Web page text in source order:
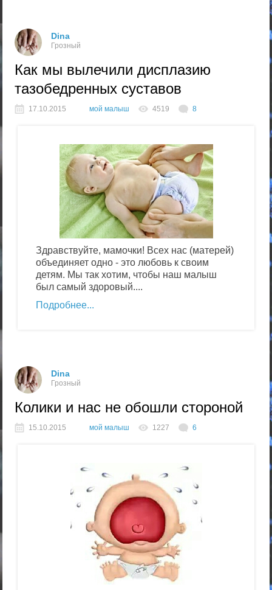
Dina
Грозный
Как мы вылечили дисплазию
тазобедренных суставов
17.10.2015 мой малыш 4519 8
Здравствуйте, мамочки! Всех нас (матерей)
объединяет одно - это любовь к своим
детям. Мы так хотим, чтобы наш малыш
был самый здоровый....
Подробнее
Dina
Грозный
Колики и нас не обошли стороной
15.10.2015 мой малыш 1227 6